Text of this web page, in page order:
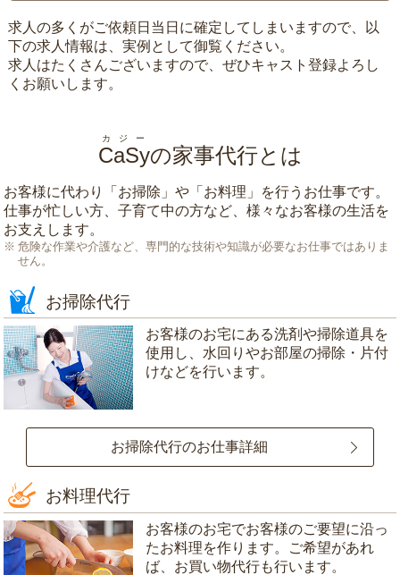
求人の多くがご依頼日当日に確定してしまいますので、以
下の求人情報は、実例として御覧ください。
求人はたくさんございますので、ぜひキャスト登録よろし
くお願いします。
CaSy
カジー
の家事代行とは
お客様に代わり「 お掃除 」や「 お料理 」を行うお仕事です。
仕事が忙しい方、子育て中の方など、様々なお客様の生活を
お支えします。
危険な作業や介護など、専門的な技術や知識が必要なお仕事ではありま
せん。
お掃除代行
お客様のお宅にある洗剤や掃除道具を
使用し、水回りやお部屋の掃除・片付
けなどを行います。
お掃除代行のお仕事詳細
お料理代行
お客様のお宅でお客様のご要望に沿っ
たお料理を作ります。ご希望があれ
ば、お買い物代行も行います。